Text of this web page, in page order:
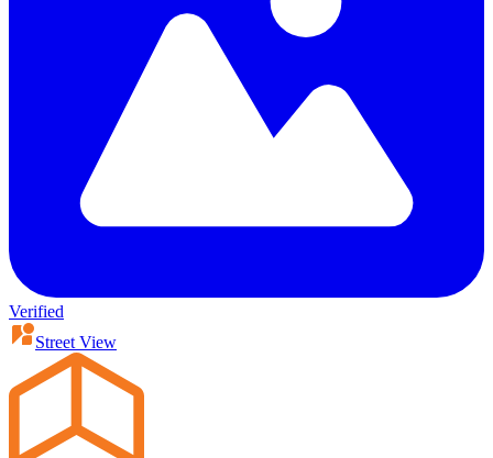
Verified
Street View